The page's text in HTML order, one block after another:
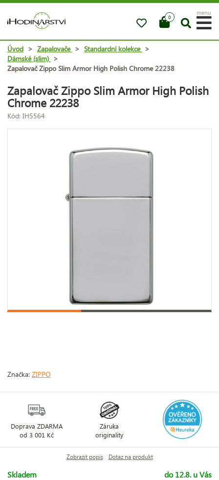
0
menu
Úvod > Zapalovače > Standardní kolekce >
Dámské (slim) >
Zapalovač Zippo Slim Armor High Polish Chrome 22238
Zapalovač Zippo Slim Armor High Polish
Chrome 22238
Kód: IH5564
Značka: ZIPPO
Doprava ZDARMA
od 3 001 Kč
Záruka
originality
Zobrazit popis Dotaz na produkt
Skladem do 12.8. u Vás